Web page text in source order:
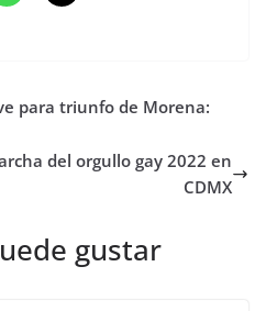
para triunfo de Morena:
del orgullo gay 2022 en
CDMX
gustar